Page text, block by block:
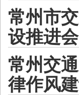
常州市
设推进会
常州交
律作风